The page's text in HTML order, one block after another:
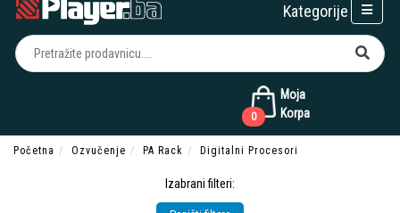
Moja
Korpa
0
Kategorije
Početna Ozvučenje PA Rack Digitalni Procesori
Izabrani filteri: